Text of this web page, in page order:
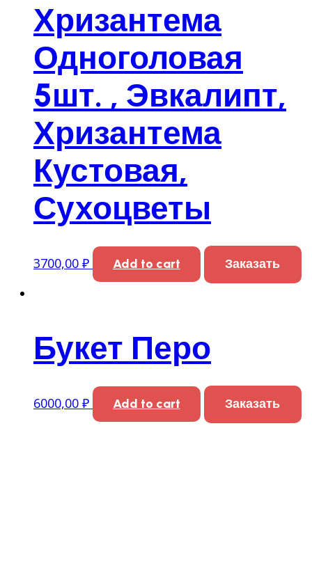
Хризантема
Одноголовая
5шт. , Эвкалипт,
Хризантема
Кустовая,
Сухоцветы
3700,00 ₽ Add to cart Заказать
Букет Перо
6000,00 ₽ Add to cart Заказать